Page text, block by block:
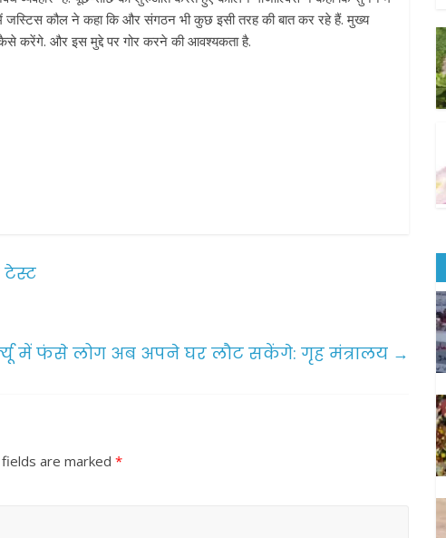
में जस्टिस कौल ने कहा कि और संगठन भी कुछ इसी तरह की बात कर रहे हैं. मुख्य
कैसे करेंगे. और इस मुद्दे पर गोर करने की आवश्यकता है.
टेस्ट
में फंसे लोग अब अपने घर लौट सकेंगे: गृह मंत्रालय →
are marked *